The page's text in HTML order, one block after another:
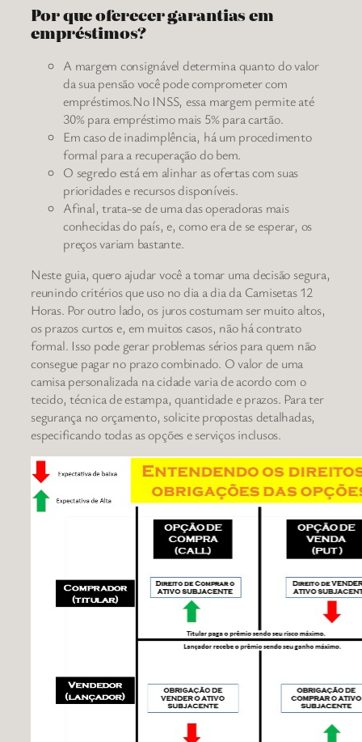
Por que oferecer garantias em
empréstimos?
A margem consignável determina quanto do valor
da sua pensão você pode comprometer com
empréstimos.No INSS, essa margem permite até
30% para empréstimo mais 5% para cartão.
Em caso de inadimplência, há um procedimento
formal para a recuperação do bem.
O segredo está em alinhar as ofertas com suas
prioridades e recursos disponíveis.
Afinal, trata-se de uma das operadoras mais
conhecidas do país, e, como era de se esperar, os
preços variam bastante.
Neste guia, quero ajudar você a tomar uma decisão segura,
reunindo critérios que uso no dia a dia da Camisetas 12
Horas. Por outro lado, os juros costumam ser muito altos,
os prazos curtos e, em muitos casos, não há contrato
formal. Isso pode gerar problemas sérios para quem não
consegue pagar no prazo combinado. O valor de uma
camisa personalizada na cidade varia de acordo com o
tecido, técnica de estampa, quantidade e prazos. Para ter
segurança no orçamento, solicite propostas detalhadas,
especificando todas as opções e serviços inclusos.